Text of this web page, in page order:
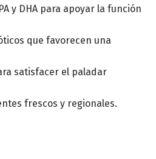
y DHA para apoyar la función
que favorecen una
satisfacer el paladar
frescos y regionales.​